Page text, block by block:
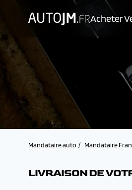
Acheter
Mandataire auto Mandataire
LIVRAISON DE